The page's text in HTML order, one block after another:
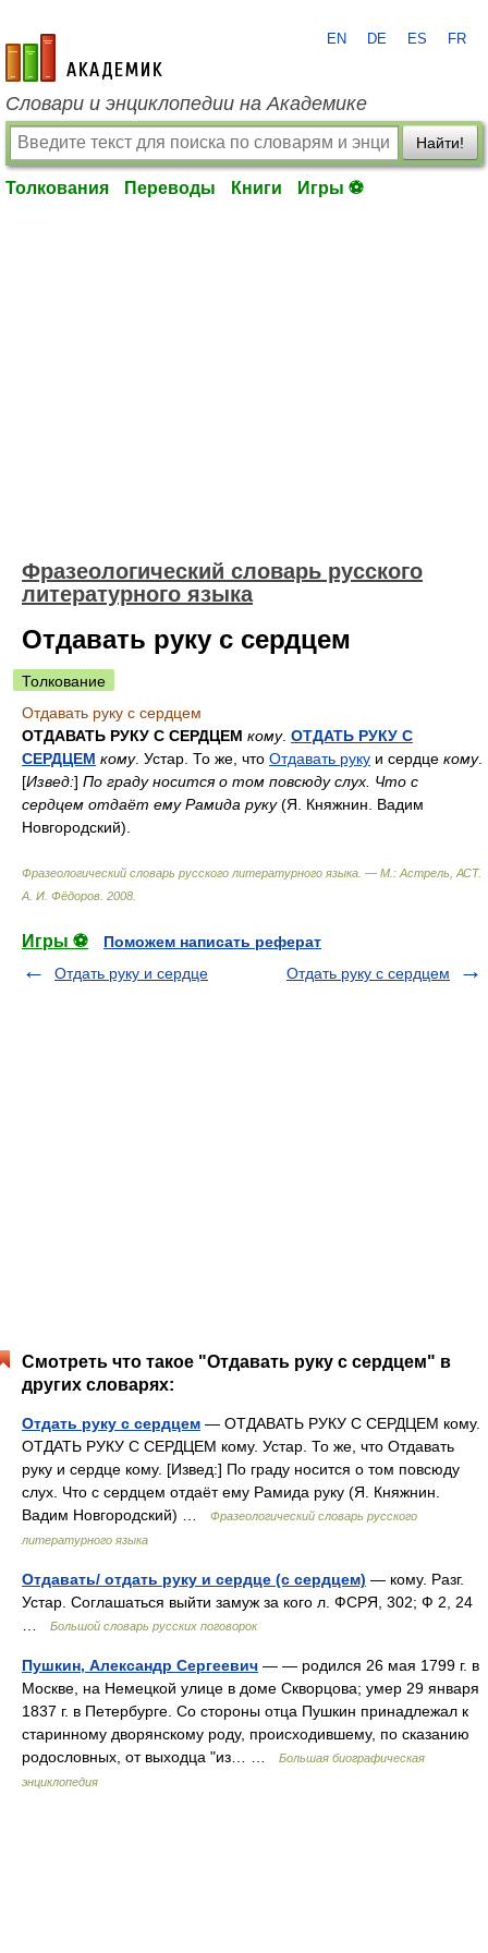
academic.ru
EN DE ES FR
Словари и энциклопедии на Академике
Найти!
Толкования Переводы Книги Игры ⚽
Фразеологический словарь русского
литературного языка
Отдавать руку с сердцем
Толкование
Отдавать руку с сердцем
ОТДАВАТЬ РУКУ С СЕРДЦЕМ кому. ОТДАТЬ РУКУ С
СЕРДЦЕМ кому. Устар. То же, что Отдавать руку и сердце кому.
[Извед:] По граду носится о том повсюду слух. Что с
сердцем отдаёт ему Рамида руку(Я. Княжнин. Вадим
Новгородский).
Фразеологический словарь русского литературного языка. — М.: Астрель, АСТ.
А. И. Фёдоров 2008
Игры ⚽
Поможем написать реферат
Отдать руку и сердце
Отдать руку с сердцем
Смотреть что такое "Отдавать руку с сердцем" в
других словарях:
Отдать руку с сердцем — ОТДАВАТЬ РУКУ С СЕРДЦЕМ кому.
ОТДАТЬ РУКУ С СЕРДЦЕМ кому. Устар. То же, что Отдавать
руку и сердце кому. [Извед:] По граду носится о том повсюду
слух. Что с сердцем отдаёт ему Рамида руку (Я. Княжнин.
Вадим Новгородский) …
Фразеологический словарь русского
литературного языка
Отдавать/ отдать руку и сердце (с сердцем) — кому. Разг.
Устар. Соглашаться выйти замуж за кого л. ФСРЯ, 302; Ф 2, 24
Большой словарь русских поговорок
Пушкин, Александр Сергеевич — — родился 26 мая 1799 г. в
Москве, на Немецкой улице в доме Скворцова; умер 29 января
1837 г. в Петербурге. Со стороны отца Пушкин принадлежал к
старинному дворянскому роду, происходившему, по сказанию
родословных, от выходца "из… …
Большая биографическая
энциклопедия